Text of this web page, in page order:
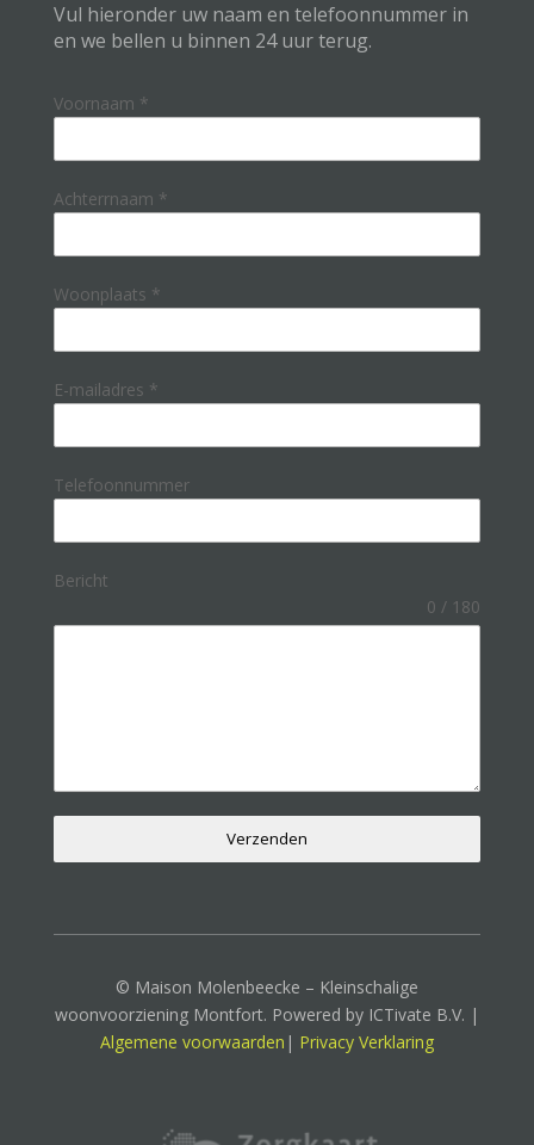
Vul hieronder uw naam en telefoonnummer in
en we bellen u binnen 24 uur terug.
Voornaam *
Achterrnaam *
Woonplaats *
E-mailadres *
Telefoonnummer
Bericht
0 / 180
Verzenden
© Maison Molenbeecke – Kleinschalige
woonvoorziening Montfort. Powered by ICTivate B.V. |
Algemene voorwaarden | Privacy Verklaring